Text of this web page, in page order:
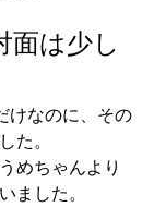
面は少し
けなのに、その
た。
めちゃんより
ました。